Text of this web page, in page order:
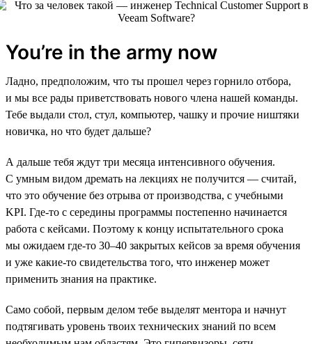
You’re in the army now
Ладно, предположим, что ты прошел через горнило отбора,
и мы все рады приветствовать нового члена нашей команды.
Тебе выдали стол, стул, компьютер, чашку и прочие ништяки
новичка, но что будет дальше?
А дальше тебя ждут три месяца интенсивного обучения.
С умным видом дремать на лекциях не получится — считай,
что это обучение без отрыва от производства, с учебными
KPI. Где-то с середины программы постепенно начинается
работа с кейсами. Поэтому к концу испытательного срока
мы ожидаем где-то 30–40 закрытых кейсов за время обучения
и уже какие-то свидетельства того, что инженер может
применить знания на практике.
Само собой, первым делом тебе выделят ментора и начнут
подтягивать уровень твоих технических знаний по всем